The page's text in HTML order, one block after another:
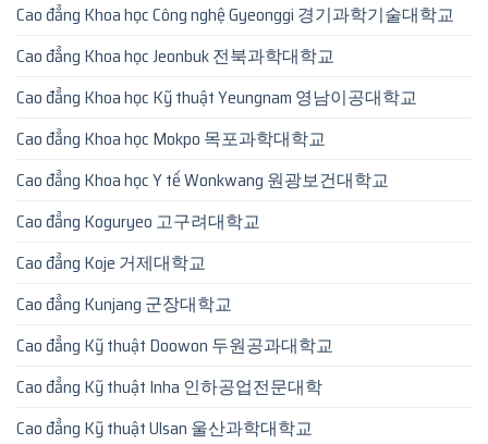
Cao đẳng Khoa học Công nghệ Gyeonggi 경기과학기술대학교
Cao đẳng Khoa học Jeonbuk 전북과학대학교
Cao đẳng Khoa học Kỹ thuật Yeungnam 영남이공대학교
Cao đẳng Khoa học Mokpo 목포과학대학교
Cao đẳng Khoa học Y tế Wonkwang 원광보건대학교
Cao đẳng Koguryeo 고구려대학교
Cao đẳng Koje 거제대학교
Cao đẳng Kunjang 군장대학교
Cao đẳng Kỹ thuật Doowon 두원공과대학교
Cao đẳng Kỹ thuật Inha 인하공업전문대학
Cao đẳng Kỹ thuật Ulsan 울산과학대학교